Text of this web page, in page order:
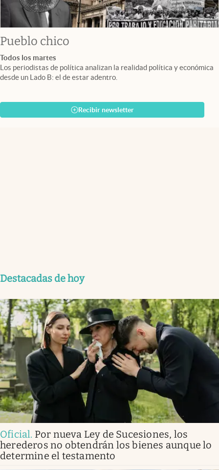
Pueblo chico
Todos los martes
Los periodistas de política analizan la realidad política y económica
desde un Lado B: el de estar adentro.
Recibir newsletter
Destacadas de hoy
Oficial. Por nueva Ley de Sucesiones, los
herederos no obtendrán los bienes aunque lo
determine el testamento